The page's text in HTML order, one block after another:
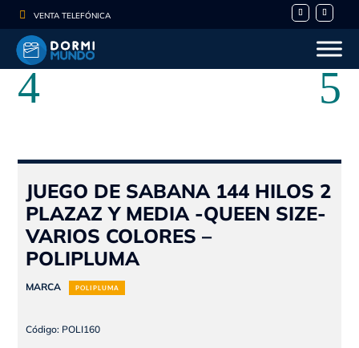
 VENTA TELEFÓNICA
JUEGO DE SABANA 144 HILOS 2
PLAZAZ Y MEDIA -QUEEN SIZE-
VARIOS COLORES –
POLIPLUMA
MARCA POLIPLUMA
Código: POLI160